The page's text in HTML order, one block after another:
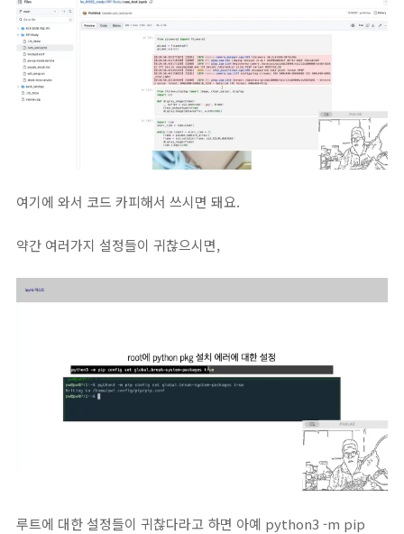
여기에 와서 코드 카피해서 쓰시면 돼요.
약간 여러가지 설정들이 귀찮으시면,
루트에 대한 설정들이 귀찮다라고 하면 아예 python3 -m pip